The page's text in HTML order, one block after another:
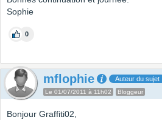
Sophie
0
mflophie Auteur du sujet
Le 01/07/2011 à 11h02 Bloggeur
Bonjour Graffiti02,